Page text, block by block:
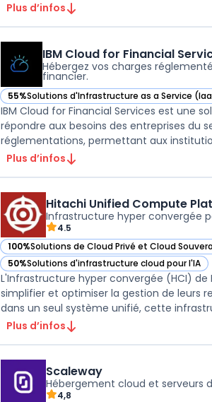
Plus d’infos
IBM Cloud for Financial
Hébergez vos charges
financier.
55%Solutions d'Infrastructure as a Service
— voir IBM Cloud for Financial Services dans
IBM Cloud for Financial Services est une
répondre aux besoins des entreprises du
réglementations, permettant aux
Plus d’infos
Hitachi Unified Compute
Infrastructure hyper convergée
4.5
100%Solutions de Cloud Privé et Cloud
— voir Hitachi Unified Compute Platform
50%Solutions d'infrastructure cloud pour l'IA
— voir Hitachi Unified Compute Platform
L'Infrastructure hyper convergée (HCI)
simplifier et optimiser la gestion de leurs
dans un seul système unifié, cette
Plus d’infos
Scaleway
Hébergement cloud et serveurs
4,8